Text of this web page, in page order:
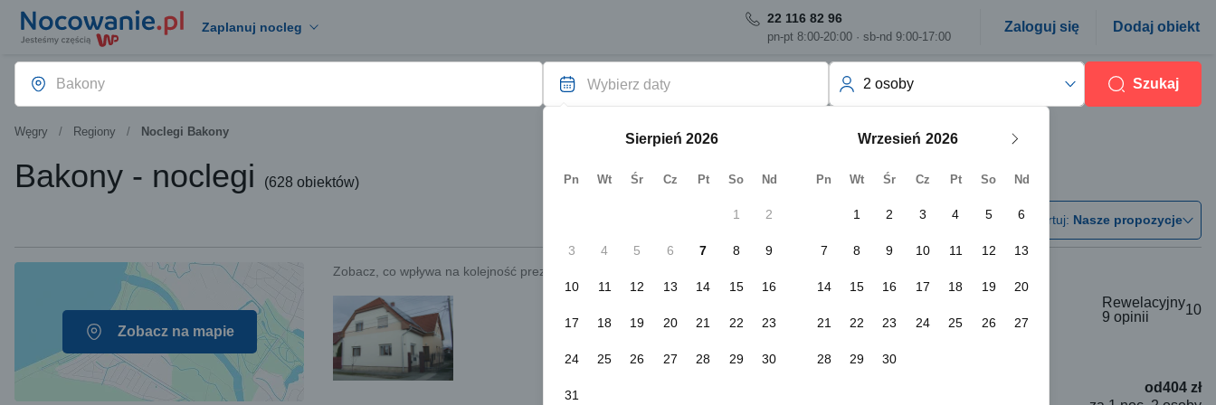
Zaplanuj nocleg
22 116 82 96
pn-pt 8:00-20:00 · sb-nd 9:00-17:00
Zaloguj się Dodaj obiekt
Wybierz daty
Sierpień Wrzesień
Pn Wt Śr Cz Pt So Nd Pn Wt Śr Cz Pt So Nd
1 2
3 4 5 6 7 8 9
10 11 12 13 14 15 16
17 18 19 20 21 22 23
24 25 26 27 28 29 30
31
1 2 3 4 5 6
7 8 9 10 11 12 13
14 15 16 17 18 19 20
21 22 23 24 25 26 27
28 29 30
2 osoby Szukaj
Węgry Regiony Noclegi Bakony
Bakony - noclegi (628 obiektów)
Sortuj: Nasze propozycje
Zobacz, co wpływa na kolejność prezentowanych obiektów.
Bakonyi Szellő Apartman Veszprém
10
Rewelacyjny
9 opinii
Darmowy parking
WiFi
od404 zł
Zobacz na mapie